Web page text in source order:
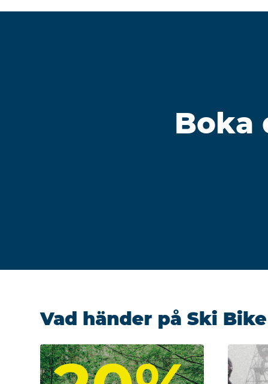
Boka
Vad händer på Ski